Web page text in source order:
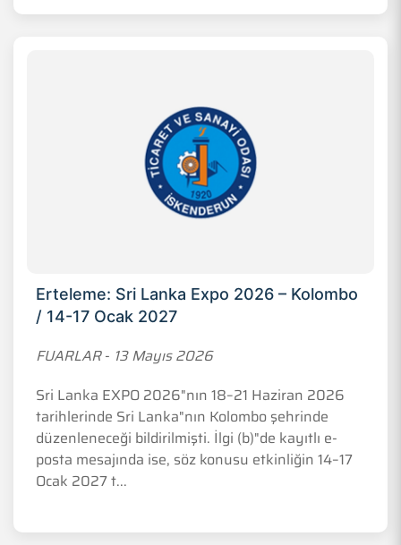
Erteleme: Sri Lanka Expo 2026 – Kolombo
/ 14-17 Ocak 2027
FUARLAR- 13 Mayıs 2026
Sri Lanka EXPO 2026"nın 18–21 Haziran 2026
tarihlerinde Sri Lanka"nın Kolombo şehrinde
düzenleneceği bildirilmişti. İlgi (b)"de kayıtlı e-
posta mesajında ise, söz konusu etkinliğin 14–17
Ocak 2027 t...